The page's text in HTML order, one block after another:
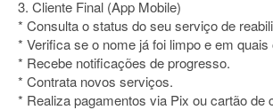
3. Cliente Final (App Mobile)
* Consulta o status do seu serviço de
* Verifica se o nome já foi limpo e em quais
* Recebe notificações de progresso.
* Contrata novos serviços.
* Realiza pagamentos via Pix ou cartão de